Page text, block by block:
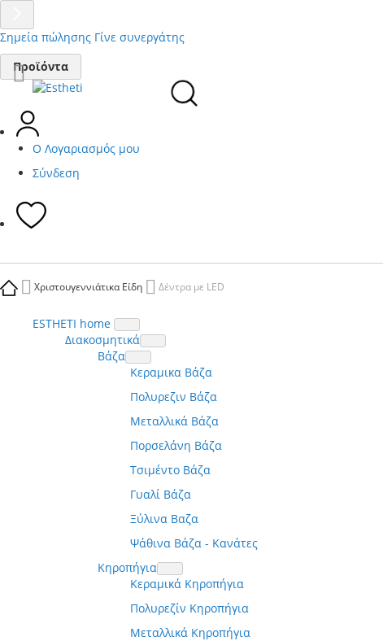
Σημεία πώλησης Γίνε συνεργάτης
Μετάβαση
στο
περιεχόμενο
Προϊόντα
Ο Λογαριασμός μου
Σύνδεση
Χριστουγεννιάτικα Είδη Δέντρα με LED
ESTHETI home
Διακοσμητικά
Βάζα
Κεραμικα Βάζα
Πολυρεζιν Βάζα
Μεταλλικά Βάζα
Πορσελάνη Βάζα
Τσιμέντο Βάζα
Γυαλί Βάζα
Ξύλινα Βαζα
Ψάθινα Βάζα - Κανάτες
Κηροπήγια
Κεραμικά Κηροπήγια
Πολυρεζίν Κηροπήγια
Μεταλλικά Κηροπήγια